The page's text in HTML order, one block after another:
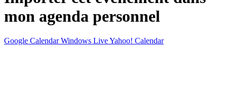
mon agenda personnel
Google Calendar Windows LiveYahoo! Calendar